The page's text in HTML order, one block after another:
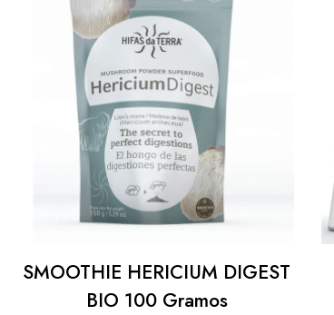
SMOOTHIE HERICIUM DIGEST
BIO 100 Gramos